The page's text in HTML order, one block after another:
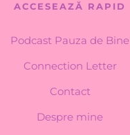
ACCESEAZĂ RAPID
Podcast Pauza de Bine
Connection Letter
Contact
Despre mine